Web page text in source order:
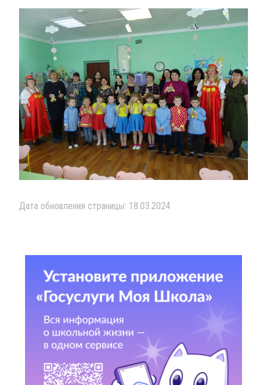
Дата обновления страницы: 18.03.2024